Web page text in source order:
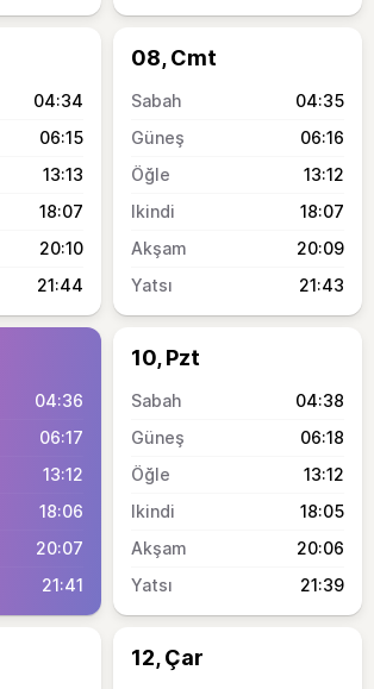
04:34
06:15
13:13
18:07
20:10
21:44
08, Cmt
04:35
06:16
13:12
18:07
20:09
21:43
04:36
06:17
13:12
18:06
20:07
21:41
10, Pzt
04:38
06:18
13:12
18:05
20:06
21:39
12, Çar